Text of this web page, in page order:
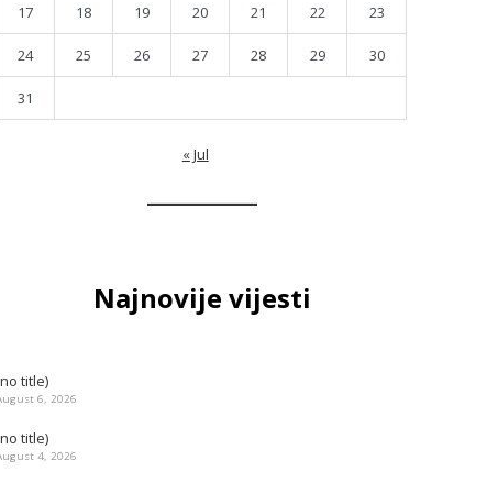
17 18 19 20 21 22 23
24 25 26 27 28 29 30
31
« Jul
Najnovije vijesti
title)
6, 2026
title)
4, 2026